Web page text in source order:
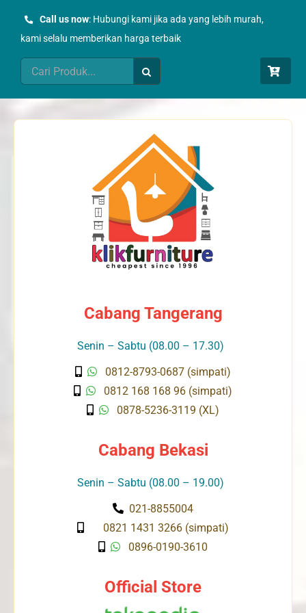
Call us now: Hubungi kami jika ada yang lebih murah,
kami selalu memberikan harga terbaik
Search
for:
Cabang Tangerang
Senin – Sabtu (08.00 – 17.30)
0812-8793-0687 (simpati)
0812 168 168 96 (simpati)
0878-5236-3119 (XL)
Cabang Bekasi
Senin – Sabtu (08.00 – 19.00)
021-8855004
0821 1431 3266 (simpati)
0896-0190-3610
Official Store